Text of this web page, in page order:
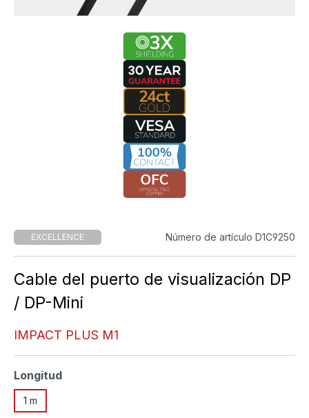
EXCELLENCE Número de artículo D1C9250
Cable del puerto de visualización DP
/ DP-Mini
IMPACT PLUS M1
Seleccione
Longitud
1 m